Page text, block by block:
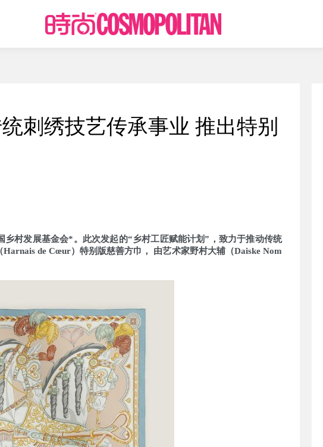
刺绣技艺传承事业 推出特别
村发展基金会*。此次发起的“乡村工匠赋能计划”，致力于推动传统
de Cœur）特别版慈善方巾， 由艺术家野村大辅（Daiske Nom